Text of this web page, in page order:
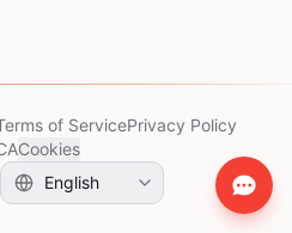
of ServicePrivacy Policy
Cookies